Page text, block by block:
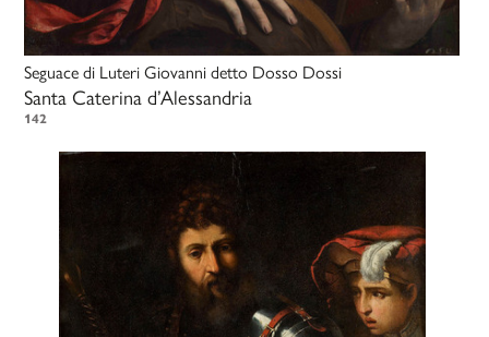
Seguace diLuteri Giovanni detto Dosso Dossi
Santa Caterina d’Alessandria
142